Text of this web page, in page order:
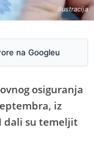
Ilustracija
na Googleu
osiguranja
iz
dali su temeljit